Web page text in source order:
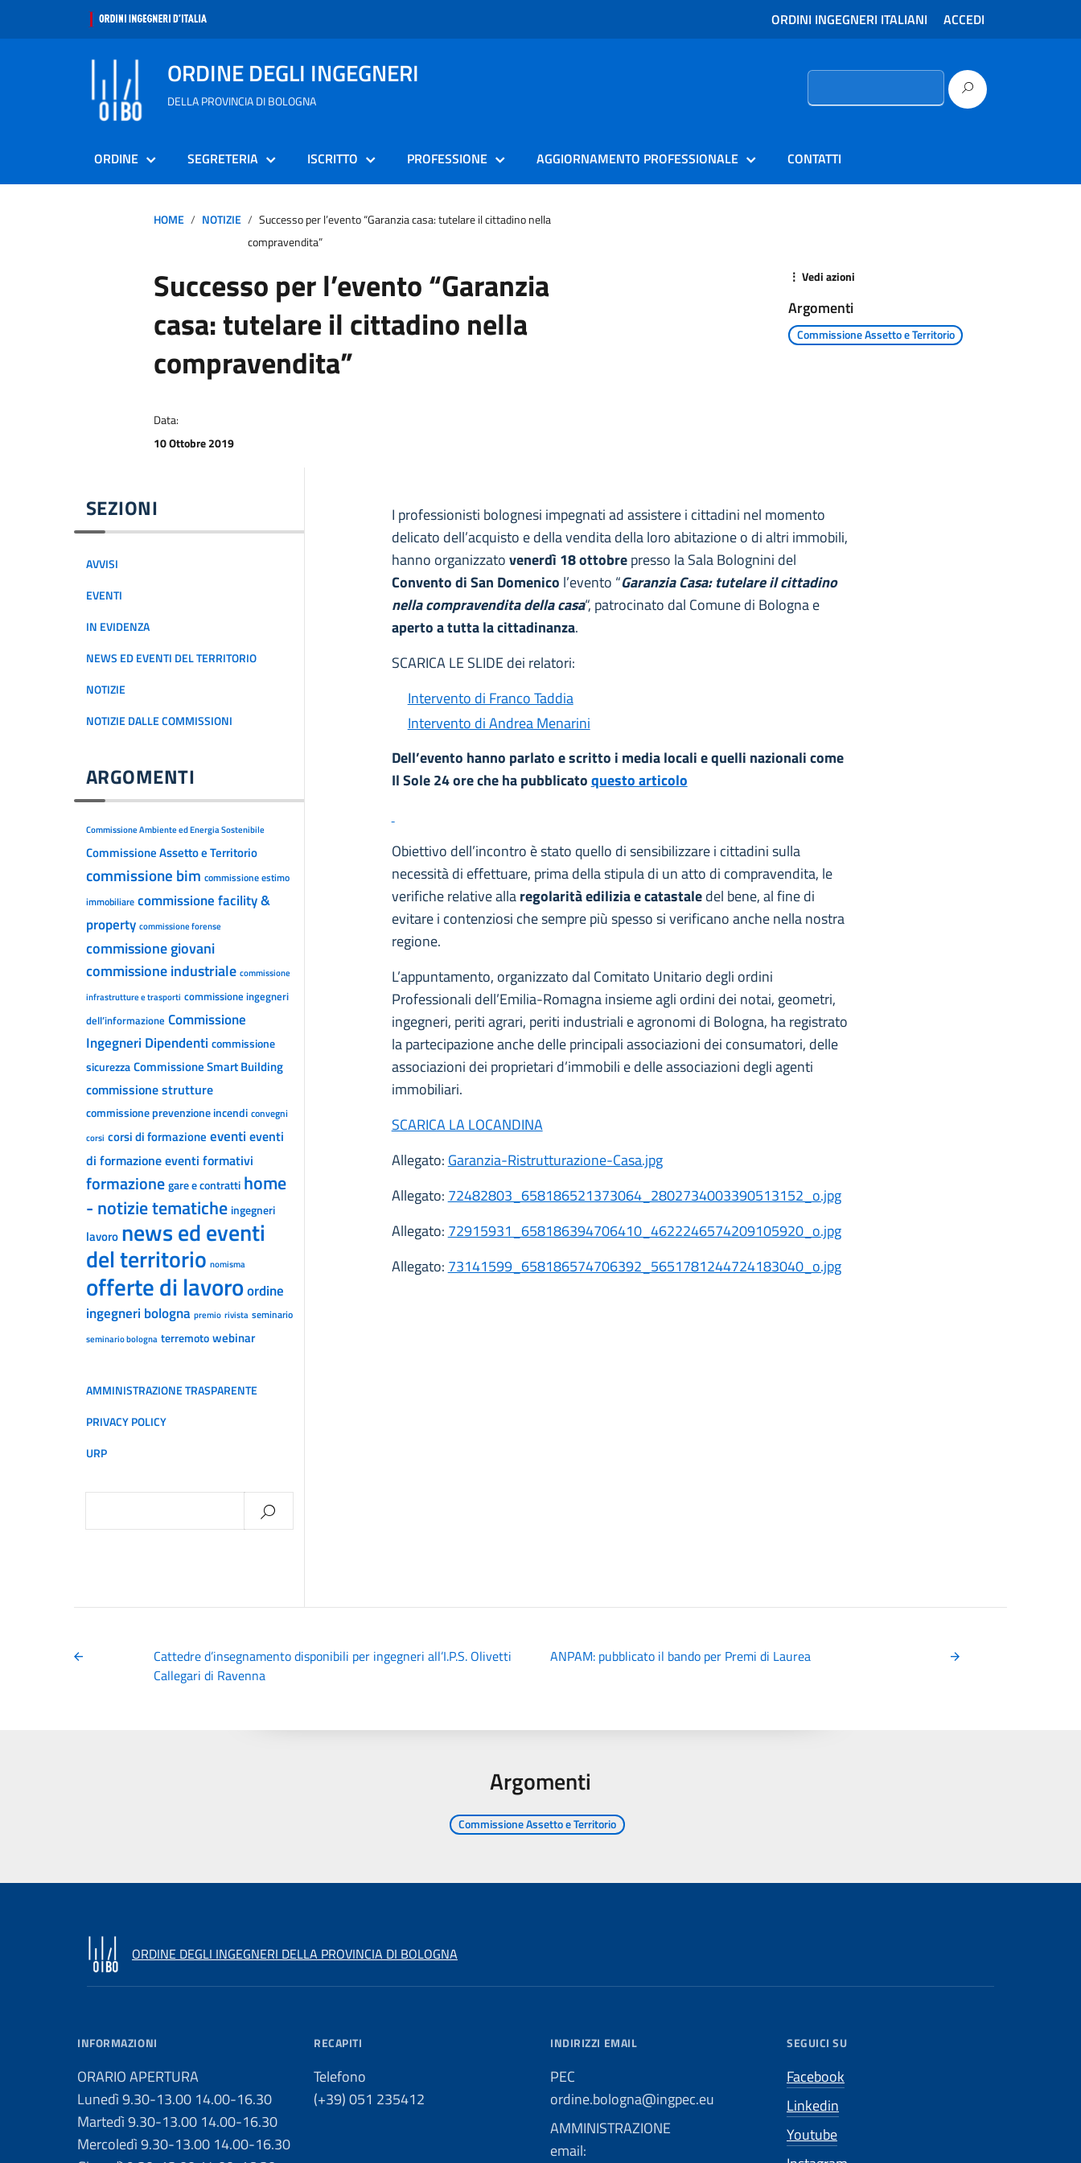
ORDINI INGEGNERI ITALIANI ACCEDI
ORDINE DEGLI INGEGNERI
DELLA PROVINCIA DI BOLOGNA
Ricerca
ORDINE SEGRETERIA ISCRITTO PROFESSIONE AGGIORNAMENTO PROFESSIONALE CONTATTI
HOME NOTIZIE
Successo per l’evento “Garanzia casa: tutelare il cittadino nella
compravendita”
Successo per l’evento “Garanzia
casa: tutelare il cittadino nella
compravendita”
⋮ Vedi azioni
Argomenti
Commissione Assetto e Territorio
Data:
10 Ottobre 2019
SEZIONI
AVVISI
EVENTI
IN EVIDENZA
NEWS ED EVENTI DEL TERRITORIO
NOTIZIE
NOTIZIE DALLE COMMISSIONI
ARGOMENTI
Commissione Ambiente ed Energia Sostenibile
Commissione Assetto e Territorio
commissione bim commissione estimo
immobiliare commissione facility &
property commissione forense
commissione giovani
commissione industriale commissione
infrastrutture e trasporti commissione ingegneri
dell’informazione Commissione
Ingegneri Dipendenti commissione
sicurezzaCommissione Smart Building
commissione strutture
commissione prevenzione incendi convegni
corsi corsi di formazione eventi eventi
di formazioneeventi formativi
formazionegare e contratti home
- notizie tematiche ingegneri
lavoro news ed eventi
del territorio nomisma
offerte di lavoroordine
ingegneri bologna premio rivista seminario
seminario bologna terremotowebinar
AMMINISTRAZIONE TRASPARENTE
PRIVACY POLICY
URP
per:
I professionisti bolognesi impegnati ad assistere i cittadini nel momento
delicato dell’acquisto e della vendita della loro abitazione o di altri immobili,
hanno organizzatovenerdì 18 ottobrepresso la Sala Bolognini del
Convento di San Domenico l’evento “Garanzia Casa: tutelare il cittadino
nella compravendita della casa“, patrocinato dal Comune di Bologna e
aperto a tutta la cittadinanza.
SCARICA LE SLIDE dei relatori:
Intervento di Franco Taddia
Intervento di Andrea Menarini
Dell’evento hanno parlato e scritto i media locali e quelli nazionali come
Il Sole 24 ore che ha pubblicatoquesto articolo
Obiettivo dell’incontro è stato quello di sensibilizzare i cittadini sulla
necessità di effettuare, prima della stipula di un atto di compravendita, le
verifiche relative allaregolarità edilizia e catastaledel bene, al fine di
evitare i contenziosi che sempre più spesso si verificano anche nella nostra
regione.
L’appuntamento, organizzato dal Comitato Unitario degli ordini
Professionali dell’Emilia-Romagna insieme agli ordini dei notai, geometri,
ingegneri, periti agrari, periti industriali e agronomi di Bologna, ha registrato
la partecipazione anche delle principali associazioni dei consumatori, delle
associazioni dei proprietari d’immobili e delle associazioni degli agenti
immobiliari.
SCARICA LA LOCANDINA
Allegato: Garanzia-Ristrutturazione-Casa.jpg
Allegato: 72482803_658186521373064_2802734003390513152_o.jpg
Allegato: 72915931_658186394706410_4622246574209105920_o.jpg
Allegato: 73141599_658186574706392_5651781244724183040_o.jpg
Cattedre d’insegnamento disponibili per ingegneri all’I.P.S. Olivetti
Callegari di Ravenna
ANPAM: pubblicato il bando per Premi di Laurea
Argomenti
Commissione Assetto e Territorio
ORDINE DEGLI INGEGNERI DELLA PROVINCIA DI BOLOGNA
INFORMAZIONI
ORARIO APERTURA
Lunedì 9.30-13.00 14.00-16.30
Martedì 9.30-13.00 14.00-16.30
Mercoledì 9.30-13.00 14.00-16.30
RECAPITI
Telefono
(+39) 051 235412
INDIRIZZI EMAIL
PEC
ordine.bologna@ingpec.eu
AMMINISTRAZIONE
email:
SEGUICI SU
Facebook
Linkedin
Youtube